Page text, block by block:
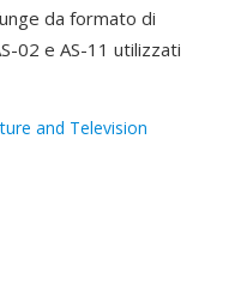
da formato di
02 e AS-11 utilizzati
and Television